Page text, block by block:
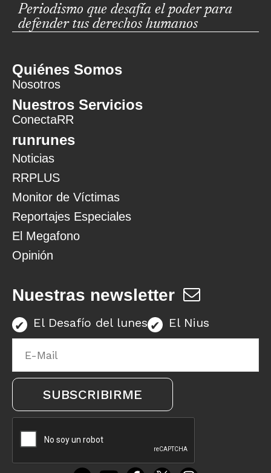
Periodismo que desafía el poder para
defender tus derechos humanos
Quiénes Somos
Nosotros
Nuestros Servicios
ConectaRR
runrunes
Noticias
RRPLUS
Monitor de Víctimas
Reportajes Especiales
El Megafono
Opinión
Nuestras newsletter
El Desafío del lunes El Nius